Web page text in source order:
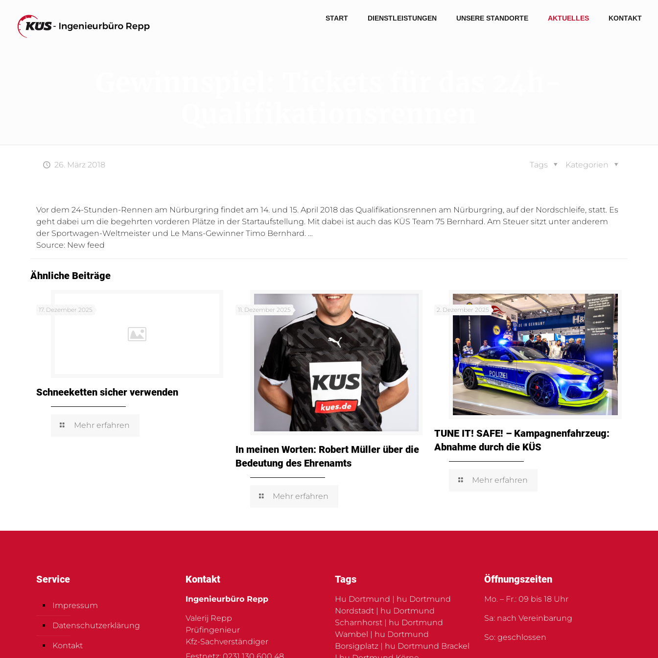
START DIENSTLEISTUNGEN UNSERE STANDORTE AKTUELLES KONTAKT
26. März 2018 Kategorien
Tags
Vor dem 24-Stunden-Rennen am Nürburgring findet am 14. und 15. April 2018 das Qualifikationsrennen am Nürburgring, auf der Nordschleife, statt. Es
geht dabei um die begehrten vorderen Plätze in der Startaufstellung. Mit dabei ist auch das KÜS Team 75 Bernhard. Am Steuer sitzt unter anderem
der Sportwagen-Weltmeister und Le Mans-Gewinner Timo Bernhard. …
Source: New feed
Ähnliche Beiträge
17. Dezember 2025
Schneeketten sicher verwenden
Mehr erfahren
11. Dezember 2025
In meinen Worten: Robert Müller über die
Bedeutung des Ehrenamts
Mehr erfahren
2. Dezember 2025
TUNE IT! SAFE! – Kampagnenfahrzeug:
Abnahme durch die KÜS
Mehr erfahren
Service
Impressum
Datenschutzerklärung
Kontakt
Kontakt
Ingenieurbüro Repp
Valerij Repp
Prüfingenieur
Kfz-Sachverständiger
Festnetz: 0231 130 600 48
Tags
Hu Dortmund | hu Dortmund
Nordstadt | hu Dortmund
Scharnhorst | hu Dortmund
Wambel | hu Dortmund
Borsigplatz | hu Dortmund Brackel
Öffnungszeiten
Mo. – Fr.: 09 bis 18 Uhr
Sa: nach Vereinbarung
So: geschlossen